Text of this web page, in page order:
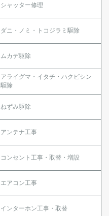
シャッター修理
ダニ・ノミ・トコジラミ駆除
ムカデ駆除
アライグマ・イタチ・ハクビシン
駆除
ねずみ駆除
アンテナ工事
コンセント工事・取替・増設
エアコン工事
インターホン工事・取替